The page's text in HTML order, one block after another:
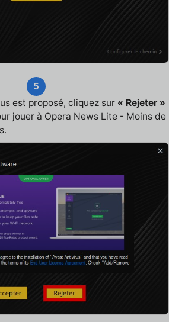
5
est proposé, cliquez sur « Rejeter »
jouer à Opera News Lite - Moins de